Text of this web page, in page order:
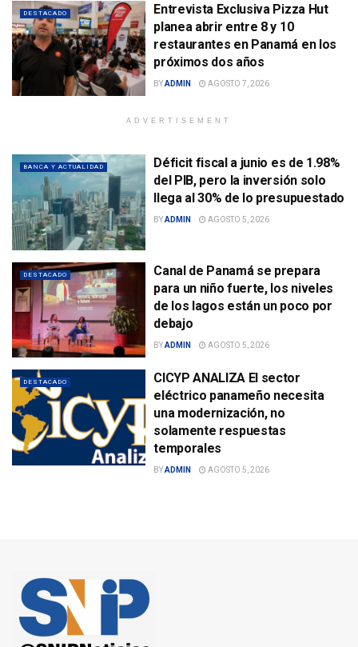
DESTACADO
Entrevista Exclusiva Pizza Hut
planea abrir entre 8 y 10
restaurantes en Panamá en los
próximos dos años
BYADMIN AGOSTO 7, 2026
ADVERTISEMENT
BANCA Y ACTUALIDAD
Déficit fiscal a junio es de 1.98%
del PIB, pero la inversión solo
llega al 30% de lo presupuestado
BYADMIN AGOSTO 5, 2026
DESTACADO
Canal de Panamá se prepara
para un niño fuerte, los niveles
de los lagos están un poco por
debajo
BYADMIN AGOSTO 5, 2026
DESTACADO
CICYP ANALIZA El sector
eléctrico panameño necesita
una modernización, no
solamente respuestas
temporales
BYADMIN AGOSTO 5, 2026